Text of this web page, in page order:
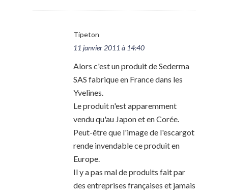
Tipeton
11 janvier 2011 à 14:40
Alors c'est un produit de Sederma
SAS fabrique en France dans les
Yvelines.
Le produit n'est apparemment
vendu qu'au Japon et en Corée.
Peut-être que l'image de l'escargot
rende invendable ce produit en
Europe.
Il y a pas mal de produits fait par
des entreprises françaises et jamais